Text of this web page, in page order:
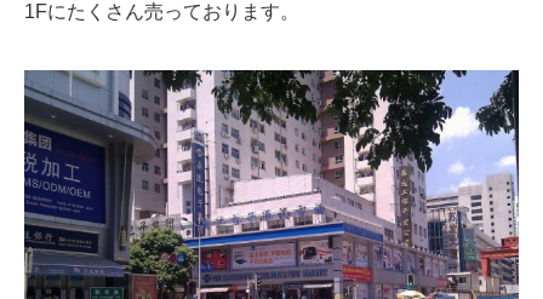
1Fにたくさん売っております。